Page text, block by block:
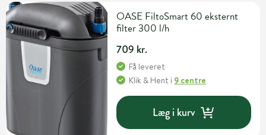
OASE FiltoSmart 60 eksternt
filter 300 l/h
709 kr.
Få leveret
Klik & Hent i 9 centre
Læg i kurv